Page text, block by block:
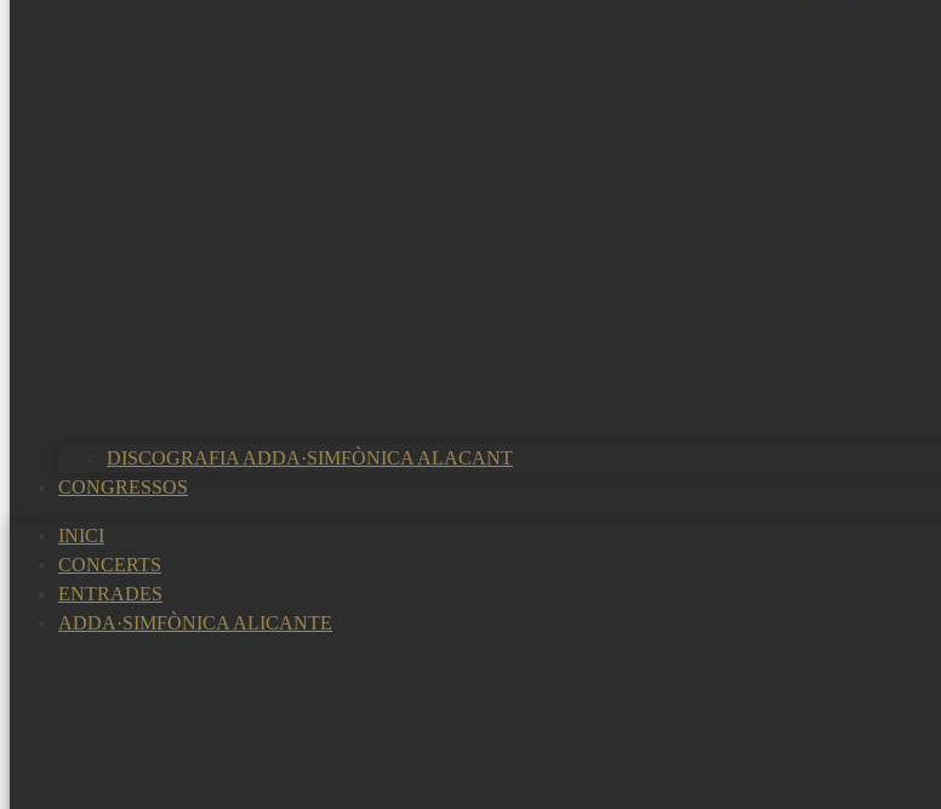
DISCOGRAFIA ADDA·SIMFÒNICA ALACANT
CONGRESSOS
INICI
CONCERTS
ENTRADES
ADDA·SIMFÒNICA ALICANTE